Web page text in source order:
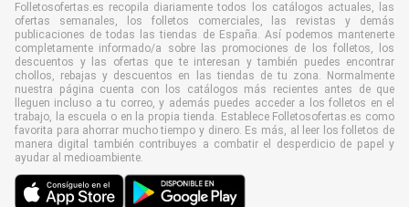
Folletosofertas.es recopila diariamente todos los catálogos actuales, las
ofertas semanales, los folletos comerciales, las revistas y demás
publicaciones de todas las tiendas de España. Así podemos mantenerte
completamente informado/a sobre las promociones de los folletos, los
descuentos y las ofertas que te interesan y también puedes encontrar
chollos, rebajas y descuentos en las tiendas de tu zona. Normalmente
nuestra página cuenta con los catálogos más recientes antes de que
lleguen incluso a tu correo, y además puedes acceder a los folletos en el
trabajo, la escuela o en la propia tienda. Establece Folletosofertas.es como
favorita para ahorrar mucho tiempo y dinero. Es más, al leer los folletos de
manera digital también contribuyes a combatir el desperdicio de papel y
ayudar al medioambiente.